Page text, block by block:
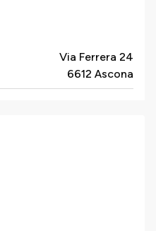
Via Ferrera 24
6612 Ascona